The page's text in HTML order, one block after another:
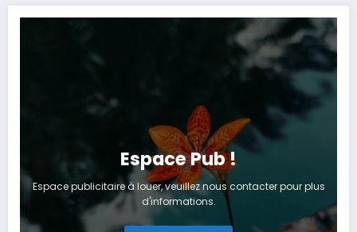
Espace Pub !
Espace publicitaire à louer, veuillez nous contacter pour plus
d'informations.